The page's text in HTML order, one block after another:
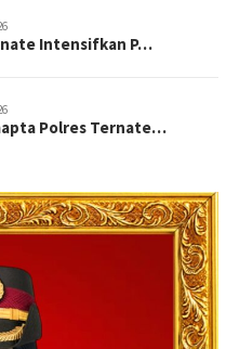
Intensifkan P…
Polres Ternate…